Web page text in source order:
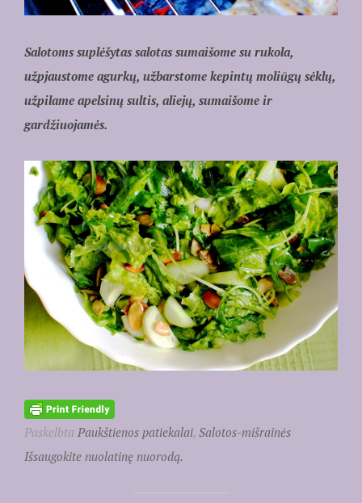
Salotoms suplėšytas salotas sumaišome su rukola,
užpjaustome agurkų, užbarstome kepintų moliūgų sėklų,
užpilame apelsinų sultis, aliejų, sumaišome ir
gardžiuojamės.
Paskelbta Paukštienos patiekalai, Salotos-mišrainės
Išsaugokite nuolatinę nuorodą.